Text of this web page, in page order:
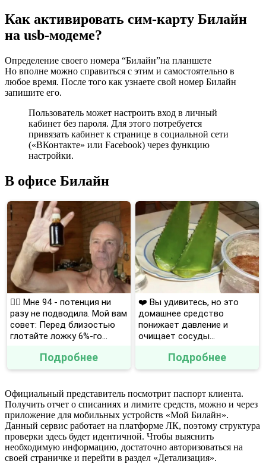
Как активировать сим-карту Билайн
на usb-модеме?
Определение своего номера “Билайн”на планшете
Но вполне можно справиться с этим и самостоятельно в
любое время. После того как узнаете свой номер Билайн
запишите его.
Пользователь может настроить вход в личный
кабинет без пароля. Для этого потребуется
привязать кабинет к странице в социальной сети
(«ВКонтакте» или Facebook) через функцию
настройки.
В офисе Билайн
❤️‍🔥 Мне 94 - потенция ни
разу не подводила. Мой вам
совет: Перед близостью
глотайте ложку 6%-го...
Подробнее
❤️ Вы удивитесь, но это
домашнее средство
понижает давление и
очищает сосуды...
Подробнее
Официальный представитель посмотрит паспорт клиента.
Получить отчет о списаниях и лимите средств, можно и через
приложение для мобильных устройств «Мой Билайн».
Данный сервис работает на платформе ЛК, поэтому структура
проверки здесь будет идентичной. Чтобы выяснить
необходимую информацию, достаточно авторизоваться на
своей страничке и перейти в раздел «Детализация».